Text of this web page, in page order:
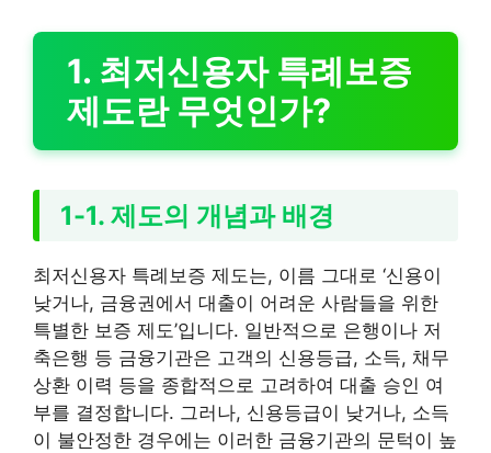
1. 최저신용자 특례보증
제도란 무엇인가?
1-1. 제도의 개념과 배경
최저신용자 특례보증 제도는, 이름 그대로 ‘신용이
낮거나, 금융권에서 대출이 어려운 사람들을 위한
특별한 보증 제도’입니다. 일반적으로 은행이나 저
축은행 등 금융기관은 고객의 신용등급, 소득, 채무
상환 이력 등을 종합적으로 고려하여 대출 승인 여
부를 결정합니다. 그러나, 신용등급이 낮거나, 소득
이 불안정한 경우에는 이러한 금융기관의 문턱이 높